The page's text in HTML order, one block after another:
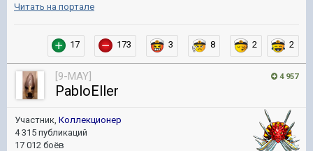
Читать на портале
17 173 3 8 2 2
4 957
[9-MAY]
PabloEller
Участник, Коллекционер
4 315 публикаций
17 012 боёв